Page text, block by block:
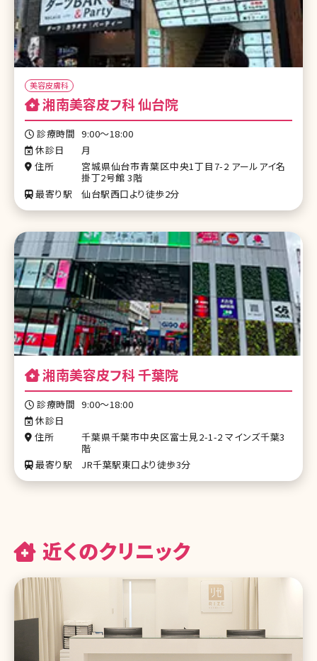
美容皮膚科
湘南美容皮フ科 仙台院
診療時間 9:00～18:00
休診日
月
住所
宮城県仙台市青葉区中央1丁目7-2 アールアイ名
掛丁2号館 3階
最寄り駅
仙台駅西口より徒歩2分
湘南美容皮フ科 千葉院
診療時間 9:00～18:00
休診日
住所
千葉県千葉市中央区富士見2-1-2 マインズ千葉3
階
最寄り駅
JR千葉駅東口より徒歩3分
近くのクリニック